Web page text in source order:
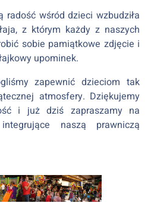
wśród dzieci wzbudziła
z którym każdy z naszych
sobie pamiątkowe zdjęcie i
upominek.
zapewnić dzieciom tak
atmosfery. Dziękujemy
i już dziś zapraszamy na
naszą prawniczą